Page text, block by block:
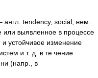
англ. tendency, social; нем.
выявленное в процессе
и устойчивое изменение
и т. д. в те чение
(напр., в